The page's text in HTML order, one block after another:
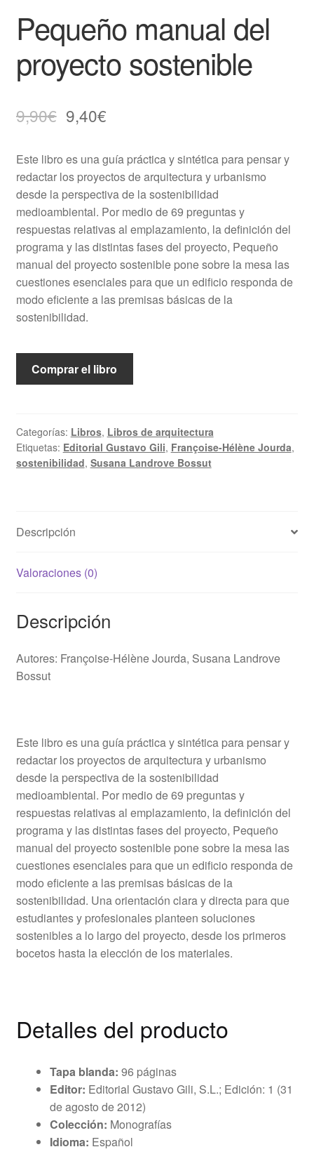
Pequeño manual del
proyecto sostenible
9,90€ 9,40€
Este libro es una guía práctica y sintética para pensar y
redactar los proyectos de arquitectura y urbanismo
desde la perspectiva de la sostenibilidad
medioambiental. Por medio de 69 preguntas y
respuestas relativas al emplazamiento, la definición del
programa y las distintas fases del proyecto, Pequeño
manual del proyecto sostenible pone sobre la mesa las
cuestiones esenciales para que un edificio responda de
modo eficiente a las premisas básicas de la
sostenibilidad.
Comprar el libro
Categorías: Libros, Libros de arquitectura
Etiquetas: Editorial Gustavo Gili, Françoise-Hélène Jourda,
sostenibilidad, Susana Landrove Bossut
Descripción
Valoraciones (0)
Descripción
Autores: Françoise-Hélène Jourda, Susana Landrove
Bossut
Este libro es una guía práctica y sintética para pensar y
redactar los proyectos de arquitectura y urbanismo
desde la perspectiva de la sostenibilidad
medioambiental. Por medio de 69 preguntas y
respuestas relativas al emplazamiento, la definición del
programa y las distintas fases del proyecto, Pequeño
manual del proyecto sostenible pone sobre la mesa las
cuestiones esenciales para que un edificio responda de
modo eficiente a las premisas básicas de la
sostenibilidad. Una orientación clara y directa para que
estudiantes y profesionales planteen soluciones
sostenibles a lo largo del proyecto, desde los primeros
bocetos hasta la elección de los materiales.
Detalles del producto
Tapa blanda: 96 páginas
Editor: Editorial Gustavo Gili, S.L.; Edición: 1 (31
de agosto de 2012)
Colección: Monografías
Idioma: Español